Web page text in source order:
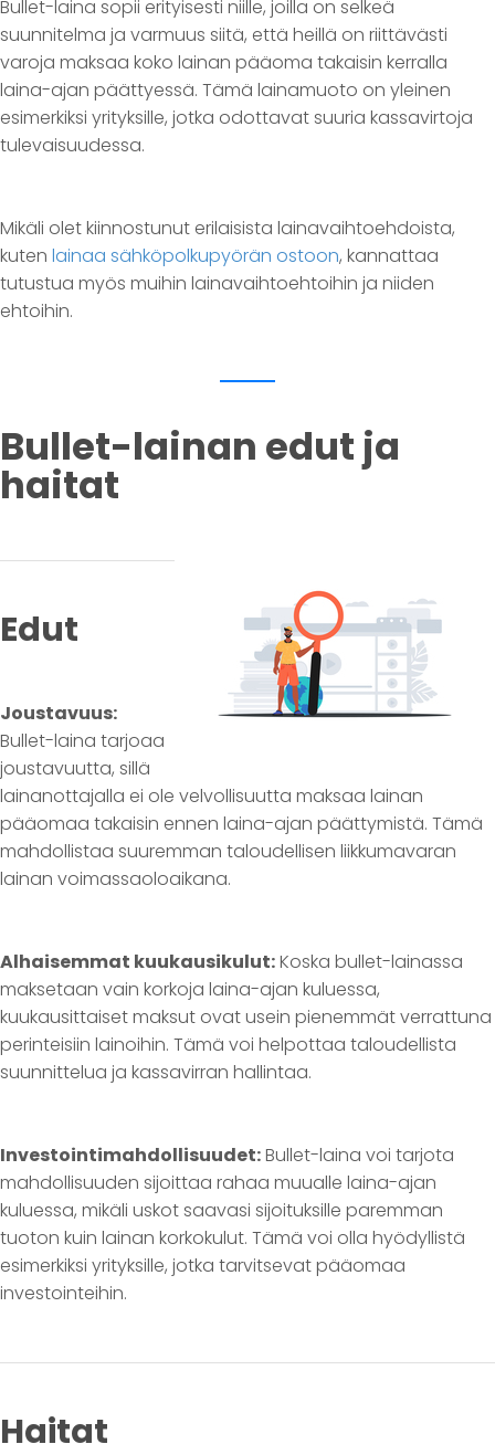
Bullet-laina sopii erityisesti niille, joilla on selkeä
suunnitelma ja varmuus siitä, että heillä on riittävästi
varoja maksaa koko lainan pääoma takaisin kerralla
laina-ajan päättyessä. Tämä lainamuoto on yleinen
esimerkiksi yrityksille, jotka odottavat suuria kassavirtoja
tulevaisuudessa.
Mikäli olet kiinnostunut erilaisista lainavaihtoehdoista,
kuten lainaa sähköpolkupyörän ostoon, kannattaa
tutustua myös muihin lainavaihtoehtoihin ja niiden
ehtoihin.
Bullet-lainan edut ja
haitat
Edut
Joustavuus:
Bullet-laina tarjoaa
joustavuutta, sillä
lainanottajalla ei ole velvollisuutta maksaa lainan
pääomaa takaisin ennen laina-ajan päättymistä. Tämä
mahdollistaa suuremman taloudellisen liikkumavaran
lainan voimassaoloaikana.
Alhaisemmat kuukausikulut:Koska bullet-lainassa
maksetaan vain korkoja laina-ajan kuluessa,
kuukausittaiset maksut ovat usein pienemmät verrattuna
perinteisiin lainoihin. Tämä voi helpottaa taloudellista
suunnittelua ja kassavirran hallintaa.
Investointimahdollisuudet:Bullet-laina voi tarjota
mahdollisuuden sijoittaa rahaa muualle laina-ajan
kuluessa, mikäli uskot saavasi sijoituksille paremman
tuoton kuin lainan korkokulut. Tämä voi olla hyödyllistä
esimerkiksi yrityksille, jotka tarvitsevat pääomaa
investointeihin.
Haitat